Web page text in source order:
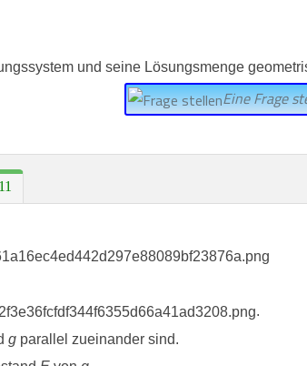
und seine Lösungsmenge
Eine Frage
.
g parallel zueinander sind.